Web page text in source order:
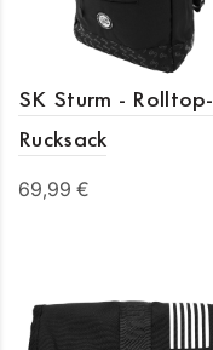
SK Sturm - Rolltop-
Rucksack
69,99 €